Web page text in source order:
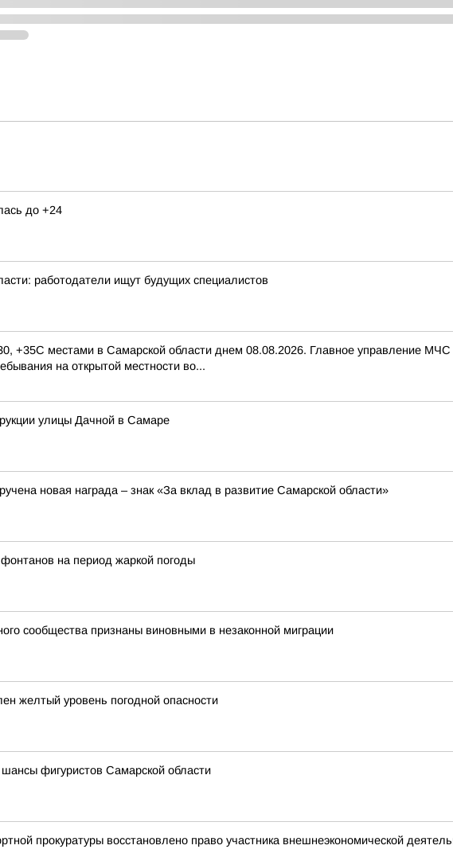
до +24
работодатели ищут будущих специалистов
+35С местами в Самарской области днем 08.08.2026. Главное управление МЧС
на открытой местности во...
улицы Дачной в Самаре
новая награда – знак «За вклад в развитие Самарской области»
на период жаркой погоды
сообщества признаны виновными в незаконной миграции
желтый уровень погодной опасности
фигуристов Самарской области
прокуратуры восстановлено право участника внешнеэкономической